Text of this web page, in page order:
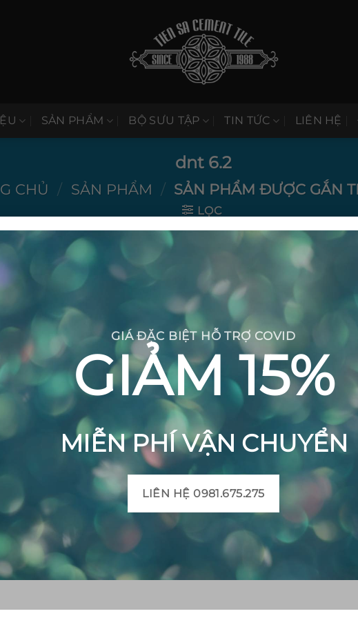
GIÁ ĐẶC BIỆT HỖ TRỢ COVID
GIẢM 15%
MIỄN PHÍ VẬN CHUYỂN
LIÊN HỆ 0981.675.275
SẢN PHẨM BỘ SƯU TẬP TIN TỨC LIÊN HỆ
dnt 6.2
CHỦ / SẢN PHẨM / SẢN PHẨM ĐƯỢC GẮN
LỌC
GẠCH BÔNG VIỆT
Chánh, Huyện Mộ Đức, Tỉnh
THÔNG TIN SẢN PHẨM
Mô tả sản phẩm gạch